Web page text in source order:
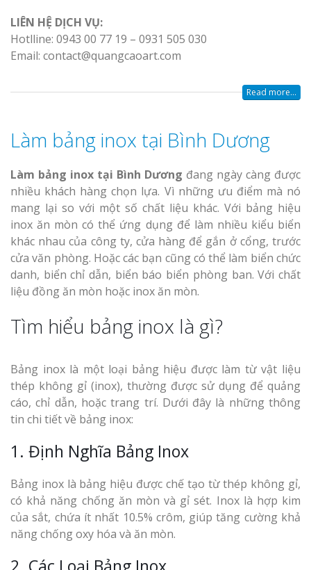
LIÊN HỆ DỊCH VỤ:
Hotlline: 0943 00 77 19 – 0931 505 030
Email: contact@quangcaoart.com
Read more...
Làm bảng inox tại Bình Dương
Làm bảng inox tại Bình Dương đang ngày càng được
nhiều khách hàng chọn lựa. Vì những ưu điểm mà nó
mang lại so với một số chất liệu khác. Với bảng hiệu
inox ăn mòn có thể ứng dụng để làm nhiều kiểu biển
khác nhau của công ty, cửa hàng để gắn ở cổng, trước
cửa văn phòng. Hoặc các bạn cũng có thể làm biển chức
danh, biển chỉ dẫn, biển báo biển phòng ban. Với chất
liệu đồng ăn mòn hoặc inox ăn mòn.
Tìm hiểu bảng inox là gì?
Bảng inox là một loại bảng hiệu được làm từ vật liệu
thép không gỉ (inox), thường được sử dụng để quảng
cáo, chỉ dẫn, hoặc trang trí. Dưới đây là những thông
tin chi tiết về bảng inox:
1. Định Nghĩa Bảng Inox
Bảng inox là bảng hiệu được chế tạo từ thép không gỉ,
có khả năng chống ăn mòn và gỉ sét. Inox là hợp kim
của sắt, chứa ít nhất 10.5% crôm, giúp tăng cường khả
năng chống oxy hóa và ăn mòn.
2. Các Loại Bảng Inox